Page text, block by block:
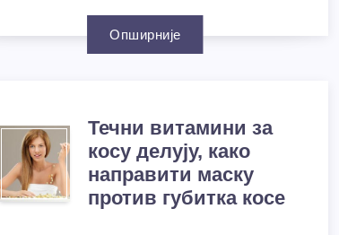
Опширније
Течни витамини за
косу делују, како
направити маску
против губитка косе